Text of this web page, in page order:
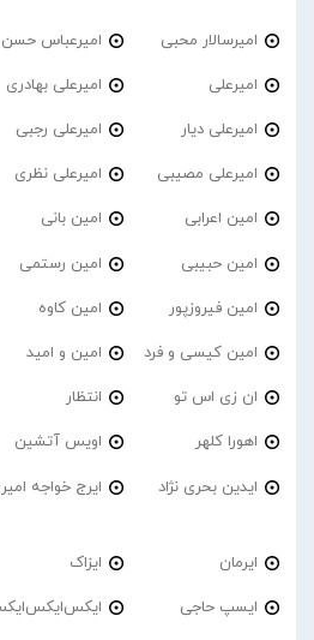
امیرسالار محبی امیرعباس حسن
امیرعلی امیرعلی بهادری
امیرعلی دیار امیرعلی رجبی
امیرعلی مصیبی امیرعلی نظری
امین اعرابی امین بانی
امین حبیبی امین رستمی
امین فیروزپور امین کاوه
امین کیسی و فرد امین و امید
ان زی اس تو انتظار
اهورا کلهر اویس آتشین
ایدین بحری نژاد ایرج خواجه
ایرمان ایزاک
ایسپ حاجی